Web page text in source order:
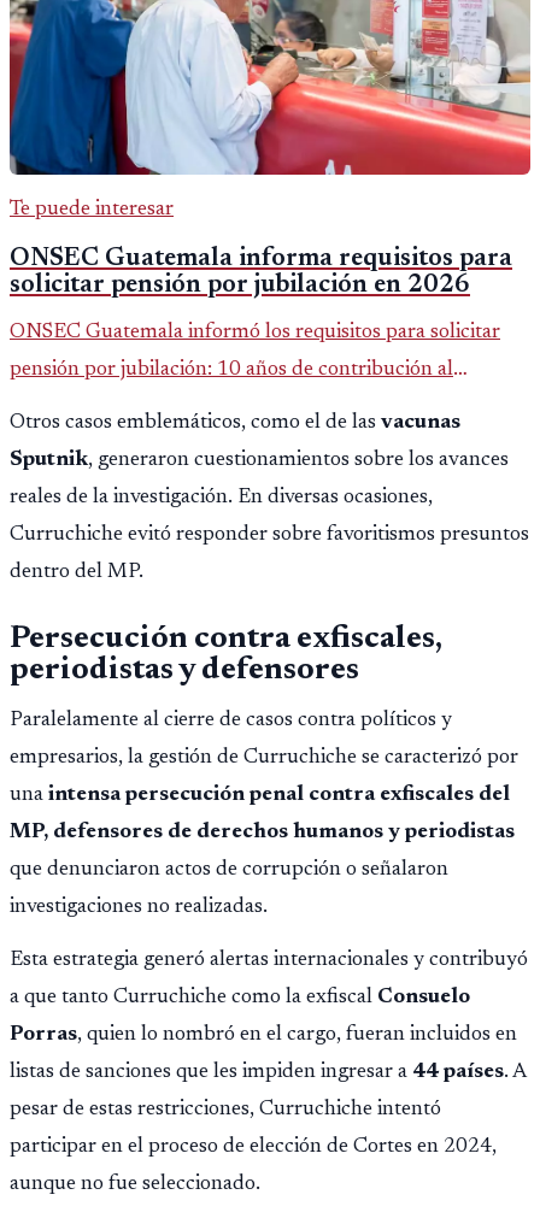
Te puede interesar
ONSEC Guatemala informa requisitos para
solicitar pensión por jubilación en 2026
ONSEC Guatemala informó los requisitos para solicitar
pensión por jubilación: 10 años de contribución al
Montepío y 50 años de edad, o 20 años de servicio sin
importar edad.
Otros casos emblemáticos, como el de las vacunas
Sputnik, generaron cuestionamientos sobre los avances
reales de la investigación. En diversas ocasiones,
Curruchiche evitó responder sobre favoritismos presuntos
dentro del MP.
Persecución contra exfiscales,
periodistas y defensores
Paralelamente al cierre de casos contra políticos y
empresarios, la gestión de Curruchiche se caracterizó por
una intensa persecución penal contra exfiscales del
MP, defensores de derechos humanos y periodistas
que denunciaron actos de corrupción o señalaron
investigaciones no realizadas.
Esta estrategia generó alertas internacionales y contribuyó
a que tanto Curruchiche como la exfiscal Consuelo
Porras, quien lo nombró en el cargo, fueran incluidos en
listas de sanciones que les impiden ingresar a 44 países. A
pesar de estas restricciones, Curruchiche intentó
participar en el proceso de elección de Cortes en 2024,
aunque no fue seleccionado.